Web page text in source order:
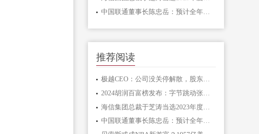
中国联通董事长陈忠岳：预计全年将形成5亿元的数据资产
推荐阅读
极越CEO：公司没关停解散，股东愿意承担员工离职赔偿，正在争取员工与股东直接对话
海信集团总裁于芝涛当选2023年度青岛经济人物
中国联通董事长陈忠岳：预计全年将形成5亿元的数据资产